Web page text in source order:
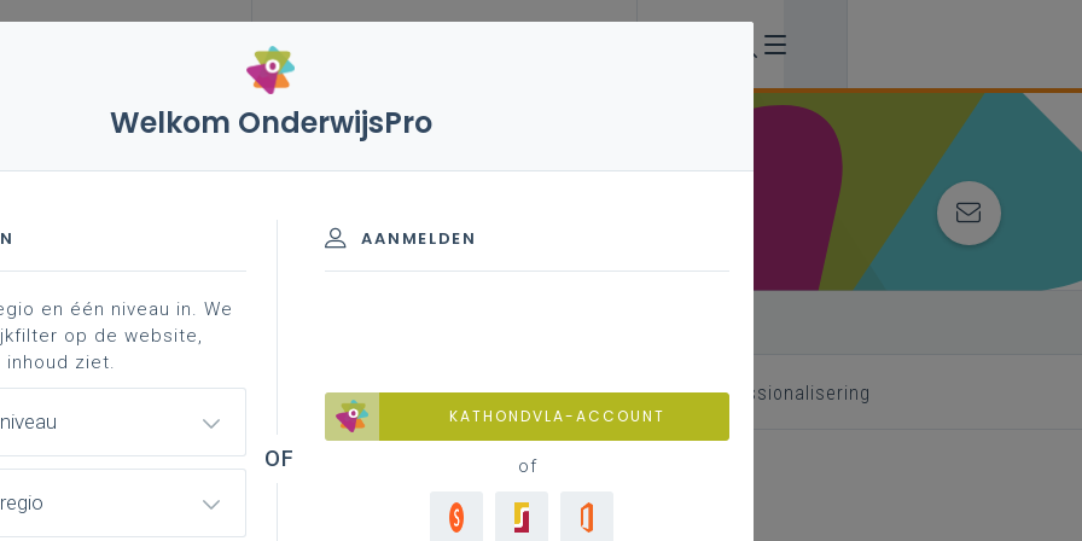
vakken en leerplannen 3de graad
3de graad - D-finaliteit
Chemie
achtergrond contacteer je pedagogisch begeleider professionalisering
Welkom OnderwijsPro
AANMELDEN
KATHONDVLA-ACCOUNT
of
en één niveau in. We
op de website,
ziet.